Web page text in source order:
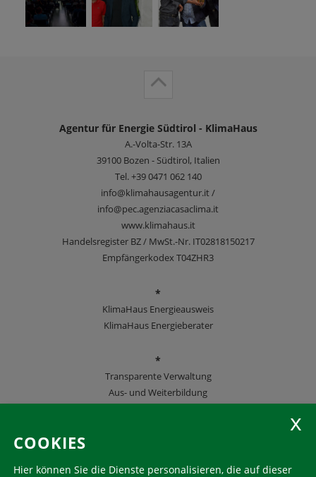
Agentur für Energie Südtirol - KlimaHaus
A.-Volta-Str. 13A
39100 Bozen - Südtirol, Italien
Tel.+39 0471 062 140
info@klimahausagentur.it /
info@pec.agenziacasaclima.it
www.klimahaus.it
Handelsregister BZ / MwSt.-Nr. IT02818150217
Empfängerkodex T04ZHR3
*
KlimaHaus Energieausweis
KlimaHaus Energieberater
*
Transparente Verwaltung
Aus- und Weiterbildung
COOKIES
Hier können Sie die Dienste personalisieren, die auf dieser